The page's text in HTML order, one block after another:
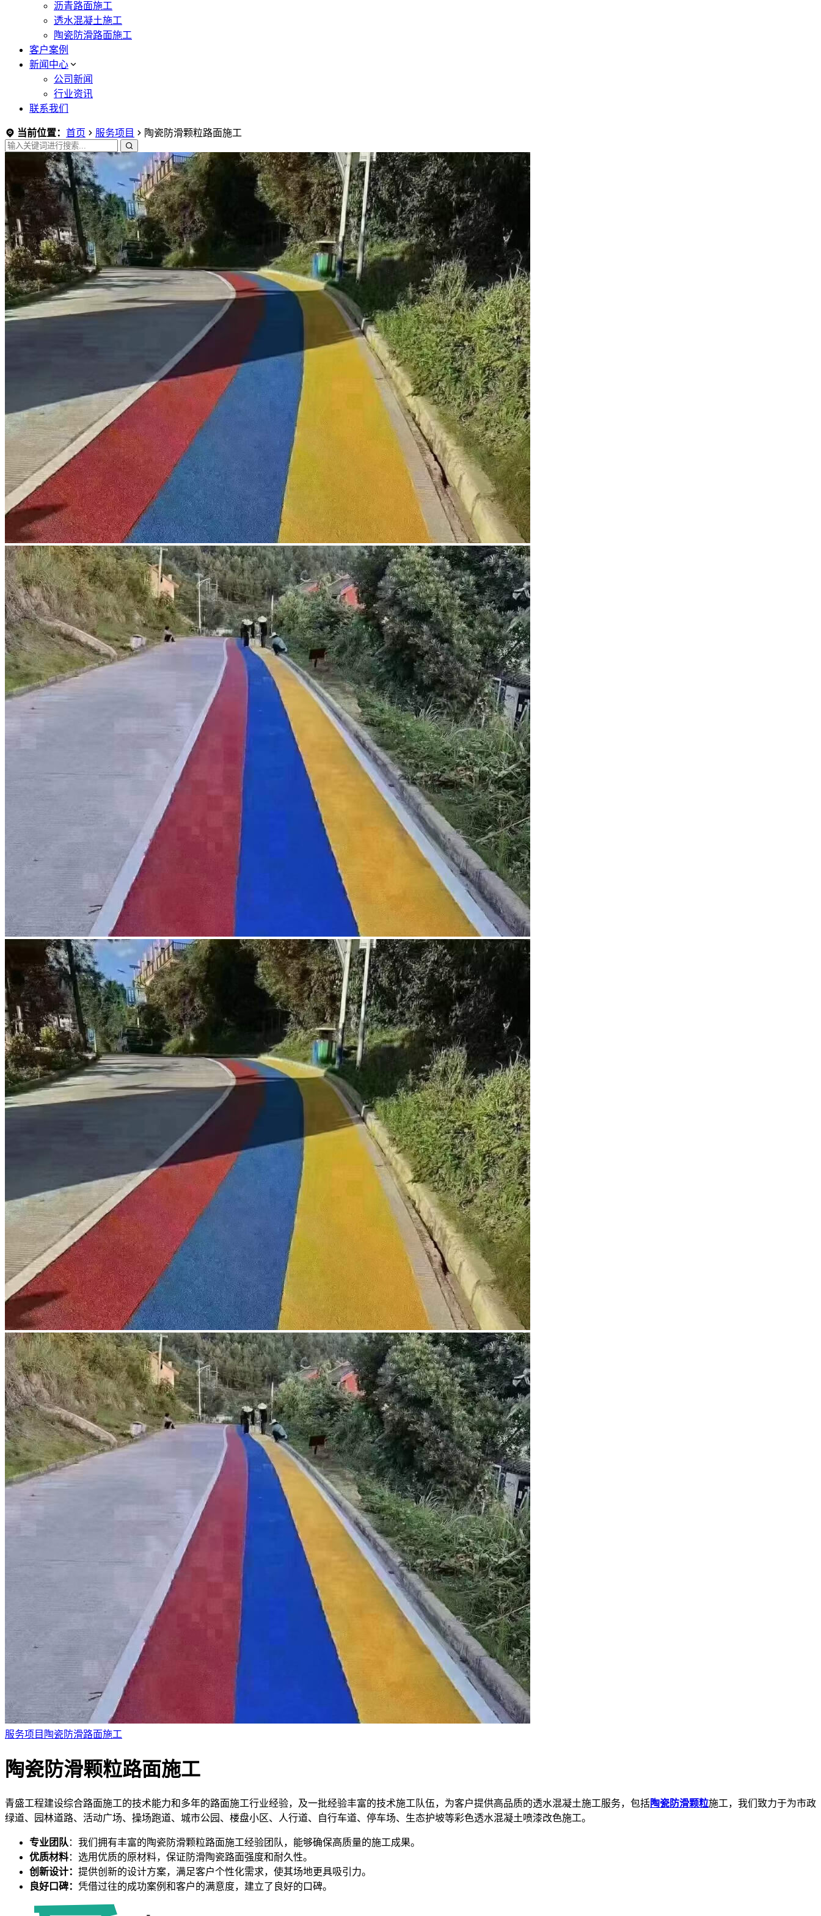
沥青路面施工
透水混凝土施工
陶瓷防滑路面施工
客户案例
新闻中心
公司新闻
行业资讯
联系我们
当前位置： 首页 服务项目 陶瓷防滑颗粒路面施工
服务项目 陶瓷防滑路面施工
陶瓷防滑颗粒路面施工
青盛工程建设综合路面施工的技术能力和多年的路面施工行业经验，及一批经验丰富的技术施工队伍，为客户提供高品质的透水混凝土施工服务，包括陶瓷防滑颗粒施工，我们致力于为市政
绿道、园林道路、活动广场、操场跑道、城市公园、楼盘小区、人行道、自行车道、停车场、生态护坡等彩色透水混凝土喷漆改色施工。
专业团队 ：我们拥有丰富的陶瓷防滑颗粒路面施工经验团队，能够确保高质量的施工成果。
优质材料：选用优质的原材料，保证防滑陶瓷路面强度和耐久性。
创新设计： 提供创新的设计方案，满足客户个性化需求，使其场地更具吸引力。
良好口碑： 凭借过往的成功案例和客户的满意度，建立了良好的口碑。